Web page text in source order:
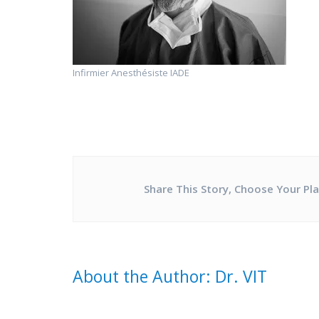
Infirmier Anesthésiste IADE
Share This Story, Choose Your
About the Author: Dr. VIT